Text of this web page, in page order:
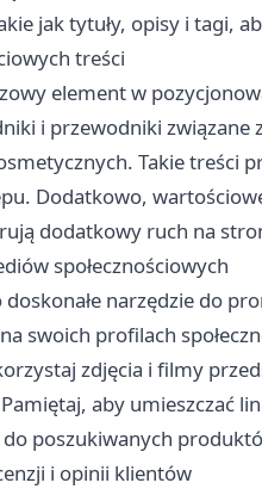
jak tytuły, opisy i tagi,
treści
element w
i przewodniki
Takie treści
Dodatkowo,
dodatkowy ruch na
społecznościowych
doskonałe narzędzie do
swoich profilach
zdjęcia i filmy
aby umieszczać
poszukiwanych
i opinii klientów